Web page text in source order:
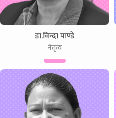
डा.विन्दा पाण्डे
नेतृत्व